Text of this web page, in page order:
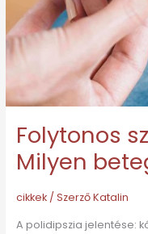
Folytonos
Milyen
cikkek/ SzerzőKatalin
A polidipszia jelentése: